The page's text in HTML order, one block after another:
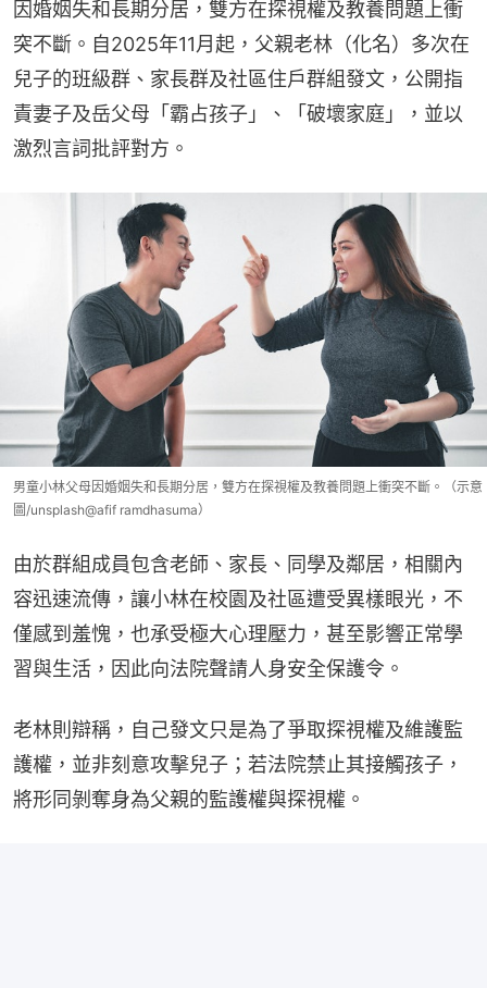
因婚姻失和長期分居，雙方在探視權及教養問題上衝
突不斷。自2025年11月起，父親老林（化名）多次在
兒子的班級群、家長群及社區住戶群組發文，公開指
責妻子及岳父母「霸占孩子」、「破壞家庭」，並以
激烈言詞批評對方。
男童小林父母因婚姻失和長期分居，雙方在探視權及教養問題上衝突不斷。（示意
圖/unsplash@afif ramdhasuma）
由於群組成員包含老師、家長、同學及鄰居，相關內
容迅速流傳，讓小林在校園及社區遭受異樣眼光，不
僅感到羞愧，也承受極大心理壓力，甚至影響正常學
習與生活，因此向法院聲請人身安全保護令。
老林則辯稱，自己發文只是為了爭取探視權及維護監
護權，並非刻意攻擊兒子；若法院禁止其接觸孩子，
將形同剝奪身為父親的監護權與探視權。